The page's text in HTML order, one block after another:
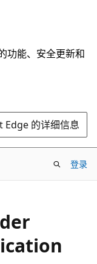
功能、安全更新和
的详细信息
登录